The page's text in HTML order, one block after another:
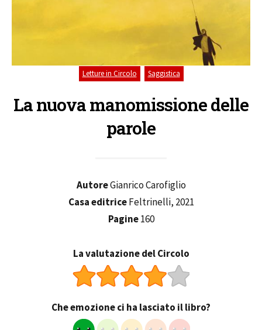
Letture in Circolo Saggistica
La nuova manomissione delle
parole
AutoreGianrico Carofiglio
Casa editriceFeltrinelli, 2021
Pagine160
La valutazione del Circolo
Che emozione ci ha lasciato il libro?